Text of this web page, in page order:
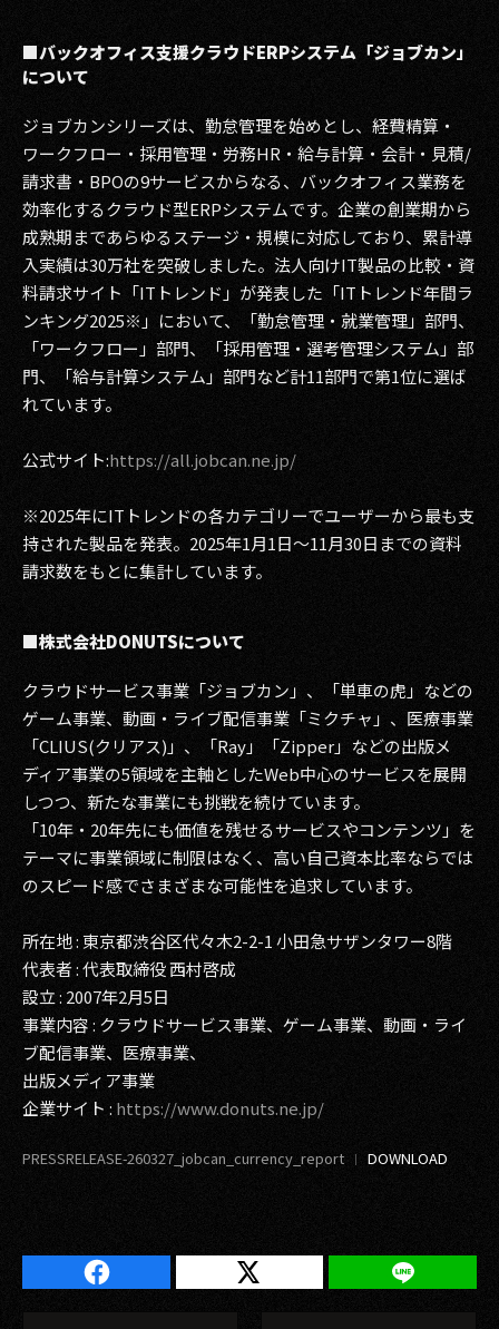
■バックオフィス支援クラウドERPシステム「ジョブカン」
について
ジョブカンシリーズは、勤怠管理を始めとし、経費精算・
ワークフロー・採用管理・労務HR・給与計算・会計・見積/
請求書・BPOの9サービスからなる、バックオフィス業務を
効率化するクラウド型ERPシステムです。企業の創業期から
成熟期まであらゆるステージ・規模に対応しており、累計導
入実績は30万社を突破しました。法人向けIT製品の比較・資
料請求サイト「ITトレンド」が発表した「ITトレンド年間ラ
ンキング2025※」において、「勤怠管理・就業管理」部門、
「ワークフロー」部門、「採用管理・選考管理システム」部
門、「給与計算システム」部門など計11部門で第1位に選ば
れています。
公式サイト:https://all.jobcan.ne.jp/
※2025年にITトレンドの各カテゴリーでユーザーから最も支
持された製品を発表。2025年1月1日〜11月30日までの資料
請求数をもとに集計しています。
■株式会社DONUTSについて
クラウドサービス事業「ジョブカン」、「単車の虎」などの
ゲーム事業、動画・ライブ配信事業「ミクチャ」、医療事業
「CLIUS(クリアス)」、「Ray」「Zipper」などの出版メ
ディア事業の5領域を主軸としたWeb中心のサービスを展開
しつつ、新たな事業にも挑戦を続けています。
「10年・20年先にも価値を残せるサービスやコンテンツ」を
テーマに事業領域に制限はなく、高い自己資本比率ならでは
のスピード感でさまざまな可能性を追求しています。
所在地 : 東京都渋谷区代々木2-2-1 小田急サザンタワー8階
代表者 : 代表取締役 西村啓成
設立 : 2007年2月5日
事業内容 : クラウドサービス事業、ゲーム事業、動画・ライ
ブ配信事業、医療事業、
出版メディア事業
企業サイト : https://www.donuts.ne.jp/
PRESSRELEASE-260327_jobcan_currency_report